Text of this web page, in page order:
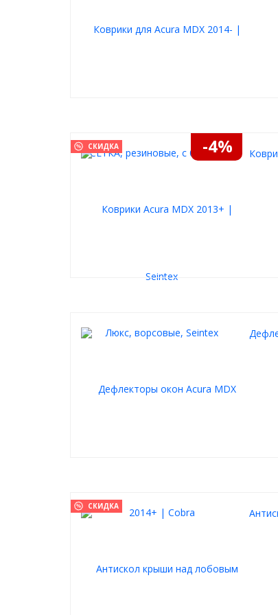
дороги, загородные маршруты или хочет
СКИДКА -4%
СКИДКА